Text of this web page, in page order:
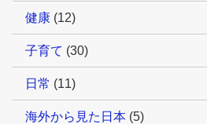
健康 (12)
子育て (30)
日常 (11)
海外から見た日本 (5)